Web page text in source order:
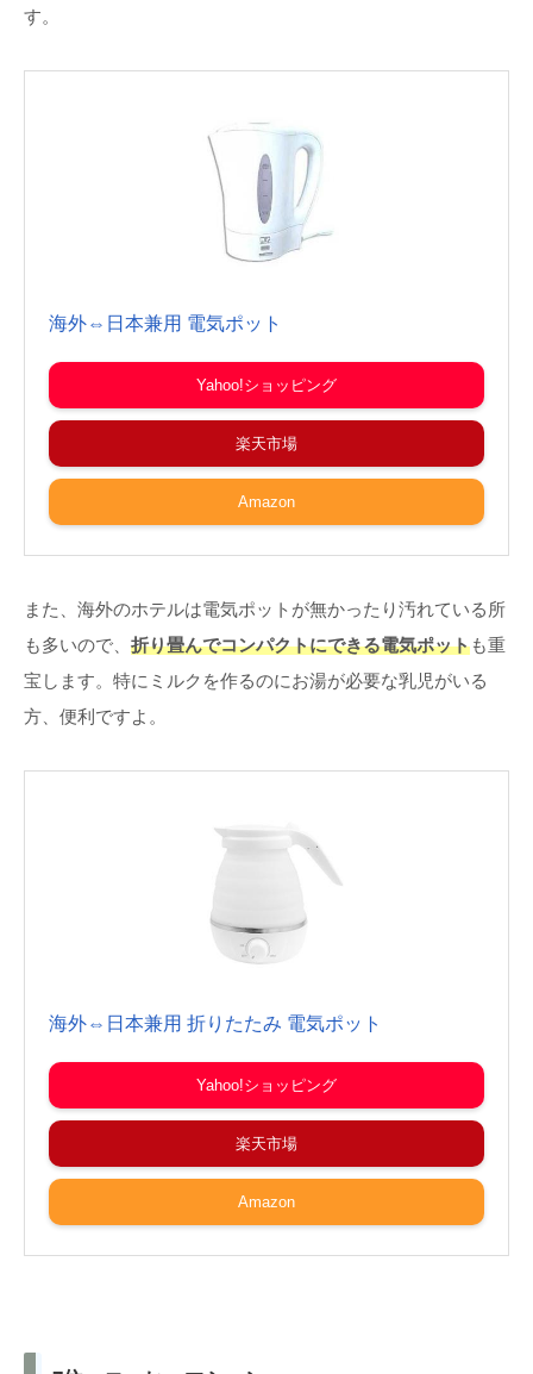
す。
海外⇔日本兼用 電気ポット
Yahoo!ショッピング
楽天市場
Amazon
また、海外のホテルは電気ポットが無かったり汚れている所
も多いので、 折り畳んでコンパクトにできる電気ポットも重
宝します。特にミルクを作るのにお湯が必要な乳児がいる
方、便利ですよ。
海外⇔日本兼用 折りたたみ 電気ポット
Yahoo!ショッピング
楽天市場
Amazon